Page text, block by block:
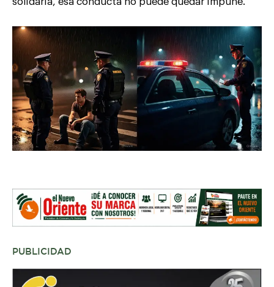
solidaria, esa conducta no puede quedar impune.
PUBLICIDAD